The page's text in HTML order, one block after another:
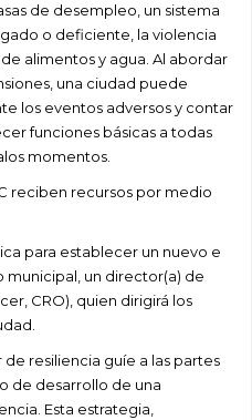
de desempleo, un sistema
o deficiente, la violencia
alimentos y agua. Al abordar
una ciudad puede
los eventos adversos y contar
funciones básicas a todas
momentos.
reciben recursos por medio
para establecer un nuevo e
un director(a) de
CRO), quien dirigirá los
resiliencia guíe a las partes
de desarrollo de una
Esta estrategia,